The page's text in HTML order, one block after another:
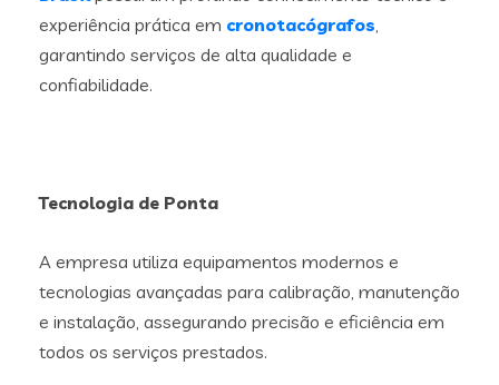
experiência prática em cronotacógrafos
garantindo serviços de alta qualidade e
confiabilidade.
Tecnologia de Ponta
A empresa utiliza equipamentos modernos e
tecnologias avançadas para calibração, manutenção
e instalação, assegurando precisão e eficiência em
todos os serviços prestados.